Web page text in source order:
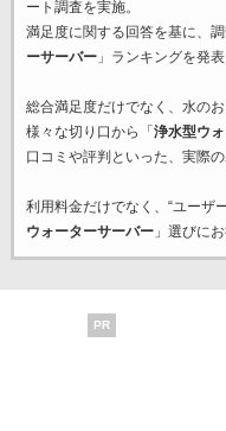
ート調査を実施。
満足度に関する回答を基に、
ーサーバー」ランキングを発表
総合満足度だけでなく、水の
様々な切り口から「 浄水型ウ
口コミや評判といった、実際
利用料金だけでなく、“ユーザ
ウォーターサーバー」選びにお
PR